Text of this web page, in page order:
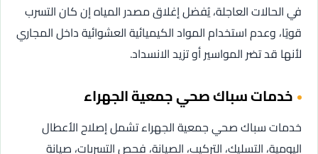
في الحالات العاجلة، يُفضل إغلاق مصدر المياه إن كان التسرب
قويًا، وعدم استخدام المواد الكيميائية العشوائية داخل المجاري
لأنها قد تضر المواسير أو تزيد الانسداد.
خدمات سباك صحي جمعية الجهراء
خدمات سباك صحي جمعية الجهراء تشمل إصلاح الأعطال
اليومية، التسليك، التركيب، الصيانة، فحص التسربات، صيانة